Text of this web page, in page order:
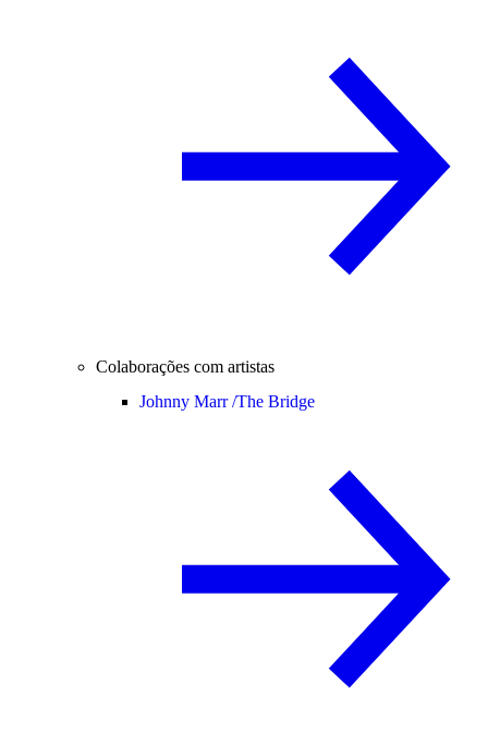
Colaborações com artistas
Johnny Marr /The Bridge